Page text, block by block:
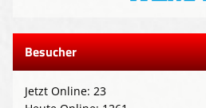
Besucher
Jetzt Online: 23